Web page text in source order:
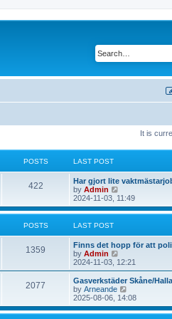
It is
POSTS LAST POST
422P
s
L
a
s
t
p
o
Har gjort lite
by Admin
i
e
w
l
t
e
s
t
p
o
s
2024-11-03, 11:49
POSTS LAST POST
1359
t
L
a
s
t
p
o
s
Finns det hopp för att
by Admin
i
e
w
t
h
l
2024-11-03, 12:21
2077
L
a
s
t
p
Gasverkstäder Skåne/
by Arneande
i
e
w
2025-08-06, 14:08